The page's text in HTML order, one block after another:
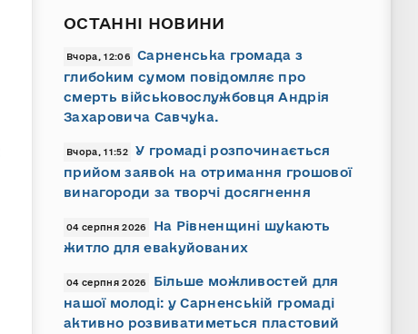
ОСТАННІ НОВИНИ
Вчора, 12:06
Сарненська громада з
глибоким сумом повідомляє про
смерть військовослужбовця Андрія
Захаровича Савчука.
Вчора, 11:52
У громаді розпочинається
прийом заявок на отримання грошової
винагороди за творчі досягнення
04 серпня 2026
На Рівненщині шукають
житло для евакуйованих
04 серпня 2026
Більше можливостей для
нашої молоді: у Сарненській громаді
активно розвиватиметься пластовий